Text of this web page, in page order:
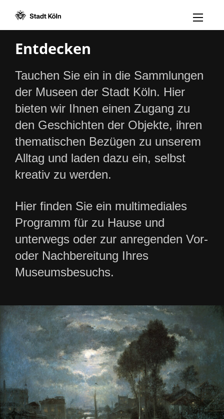
Menü
Entdecken
Tauchen Sie ein in die Sammlungen
der Museen der Stadt Köln. Hier
bieten wir Ihnen einen Zugang zu
den Geschichten der Objekte, ihren
thematischen Bezügen zu unserem
Alltag und laden dazu ein, selbst
kreativ zu werden.
Hier finden Sie ein multimediales
Programm für zu Hause und
unterwegs oder zur anregenden Vor-
oder Nachbereitung Ihres
Museumsbesuchs.